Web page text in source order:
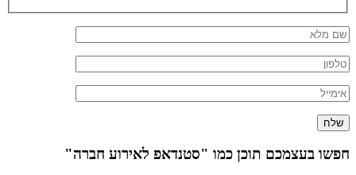
חפשו בעצמכם תוכן כמו "סטנדאפ לאירוע חברה"